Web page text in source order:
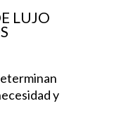
LUJO
y